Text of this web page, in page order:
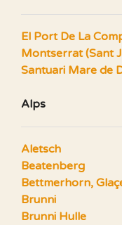
El Port De La
Montserrat (Sant
Santuari Mare de
Alps
Aletsch
Beatenberg
Bettmerhorn,
Brunni
Brunni Hulle